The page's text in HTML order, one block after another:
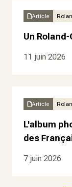
Article
Un
11 juin 2026
Article
L'album
des
7 juin 2026